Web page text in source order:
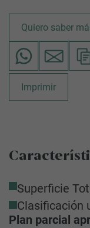
Quiero saber
Imprimir
Superficie
Clasificación
Plan parcial